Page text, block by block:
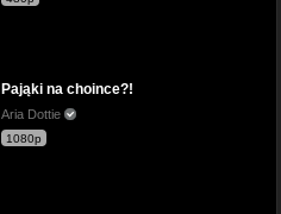
Pająki na choince?!
Aria Dottie
1080p